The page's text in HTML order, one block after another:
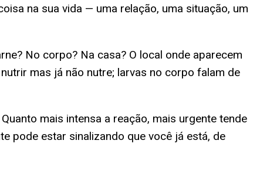
na sua vida — uma relação, uma situação, um
No corpo? Na casa? O local onde aparecem
mas já não nutre; larvas no corpo falam de
mais intensa a reação, mais urgente tende
pode estar sinalizando que você já está, de